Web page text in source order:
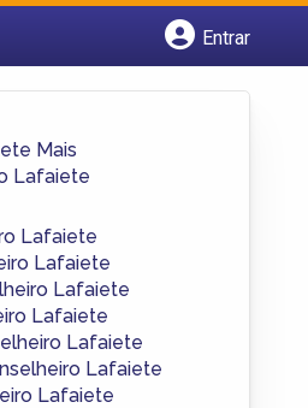
Entrar
Mais
Lafaiete
Lafaiete
Lafaiete
Lafaiete
Lafaiete
Lafaiete
Lafaiete
Lafaiete